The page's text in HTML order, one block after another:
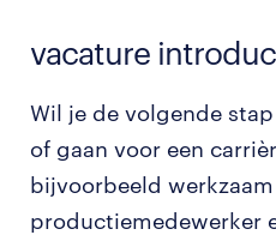
vacature
Wil je de volgende
of gaan voor een
bijvoorbeeld werkzaam
productiemedewerker